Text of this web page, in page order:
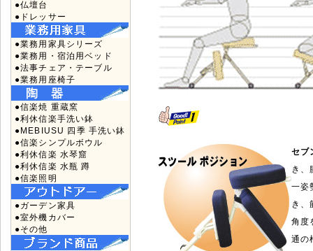
●仏壇台
●ドレッサー
●業務用家具シリーズ
●業務用・宿泊用ベッド
●法事チェア・テーブル
●業務用座椅子
●信楽焼 重蔵窯
●利休信楽手洗い鉢
●MEBIUSU 四季 手洗い鉢
●信楽シンプルボウル
●利休信楽 水琴窟
●利休信楽 水瓶 蹲
●信楽照明
●ガーデン家具
●室外機カバー
●その他
セブ
き、
一姿
き、
角度
通の